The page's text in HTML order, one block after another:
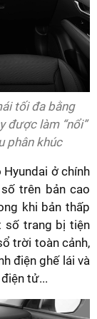
tối đa bằng
được làm “nổi”
phân khúc
ở chính
trên bản cao
khi bản thấp
số trang bị tiện
trời toàn cảnh,
điện ghế lái và
tử...